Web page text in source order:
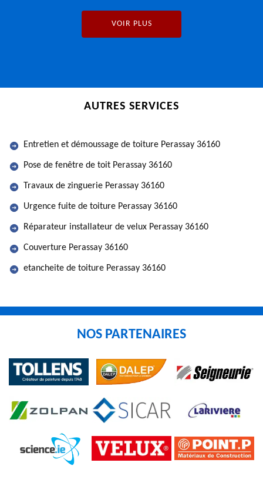
VOIR PLUS
AUTRES SERVICES
Entretien et démoussage de toiture Perassay 36160
Pose de fenêtre de toit Perassay 36160
Travaux de zinguerie Perassay 36160
Urgence fuite de toiture Perassay 36160
Réparateur installateur de velux Perassay 36160
Couverture Perassay 36160
etancheite de toiture Perassay 36160
NOS PARTENAIRES